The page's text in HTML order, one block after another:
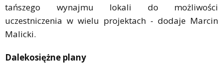
tańszego wynajmu lokali do możliwości
uczestniczenia w wielu projektach - dodaje Marcin
Malicki.
Dalekosiężne plany